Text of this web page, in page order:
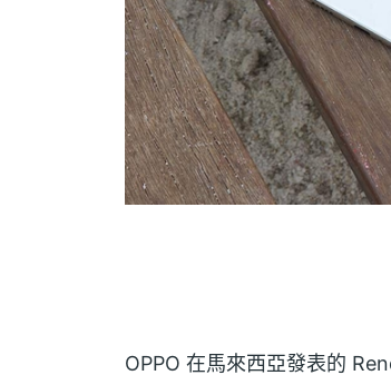
OPPO 在馬來西亞發表的